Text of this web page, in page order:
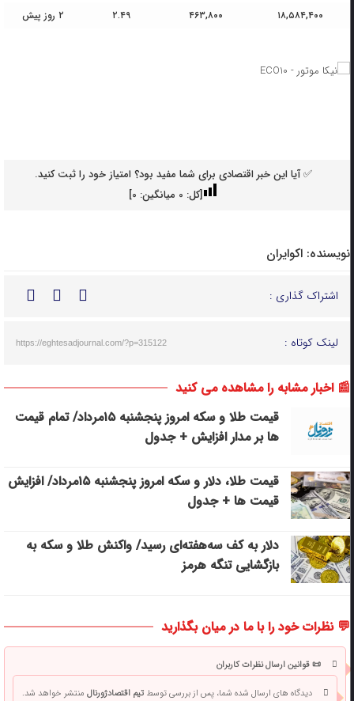
۱۸,۵۸۴,۴۰۰
۴۶۳,۸۰۰ ۲.۴۹ ۲ روز پیش
✅ آیا این خبر اقتصادی برای شما مفید بود؟ امتیاز خود را ثبت کنید.
[کل: 0میانگین: 0
]
نویسنده: اکوایران
اشتراک گذاری :
لینک کوتاه : https://eghtesadjournal.com/?p=315122
📰 اخبار مشابه را مشاهده می کنید
قیمت طلا و سکه امروز پنجشنبه ۱۵مرداد/ تمام قیمت
ها بر مدار افزایش + جدول
قیمت طلا، دلار و سکه امروز پنجشنبه ۱۵مرداد/ افزایش
قیمت ها + جدول
دلار به کف سه‌هفته‌ای رسید/ واکنش طلا و سکه به
بازگشایی تنگه هرمز
💬 نظرات خود را با ما در میان بگذارید
📜 قوانین ارسال نظرات کاربران
دیدگاه های ارسال شده شما، پس از بررسی توسطتیم اقتصادژورنالمنتشر خواهد شد.